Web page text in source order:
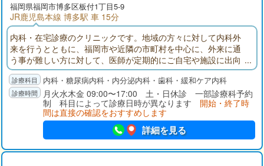
福岡県福岡市博多区板付1丁目5-9
JR鹿児島本線 博多駅 車 15分
内科・在宅診療のクリニックです。地域の方々に対して内科外
来を行うとともに、福岡市や近隣の市町村を中心に、外来に通
う事が難しい方に対して、医師が定期的にご自宅や施設に出向
いて診察を行っています。緊急対応を行う届け出も行ってお
り、夜間や休日でも必要に応じて医師の診察や指示が行える体
制を取っています。最善の医療を提供することだけは決して妥
協せずに「がんこ」でありたい。私たちは「がんこクリニッ
ク」です。
内科・糖尿病内科・内分泌内科・歯科・緩和ケア内科
月火水木金 09:00〜17:00 土・日休診 一部診療科予約
制 科目によって診療日時が異なります 開始・終了時
間は直接の確認をおすすめします
詳細を見る